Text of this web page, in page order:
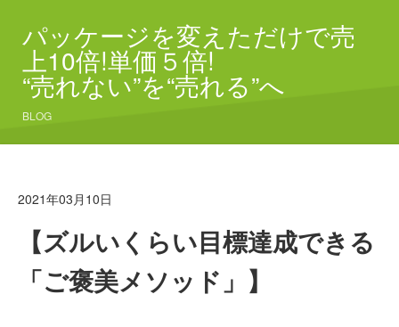
パッケージを変えただけで売
上10倍!単価５倍!
“売れない”を“売れる”へ
BLOG
2021年03月10日
【ズルいくらい目標達成できる
「ご褒美メソッド」】